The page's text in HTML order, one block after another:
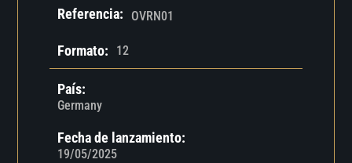
Referencia: OVRN01
Formato: 12
País:
Germany
Fecha de lanzamiento:
19/05/2025